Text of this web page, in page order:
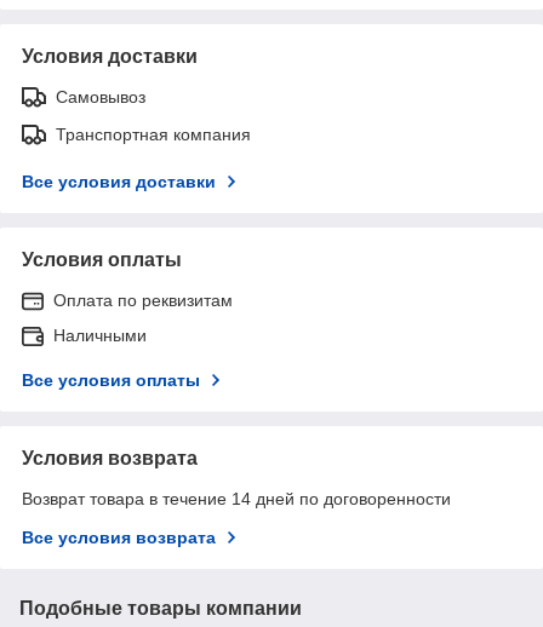
Условия доставки
Самовывоз
Транспортная компания
Все условия доставки
Условия оплаты
Оплата по реквизитам
Наличными
Все условия оплаты
Условия возврата
Возврат товара в течение 14 дней по договоренности
Все условия возврата
Подобные товары компании